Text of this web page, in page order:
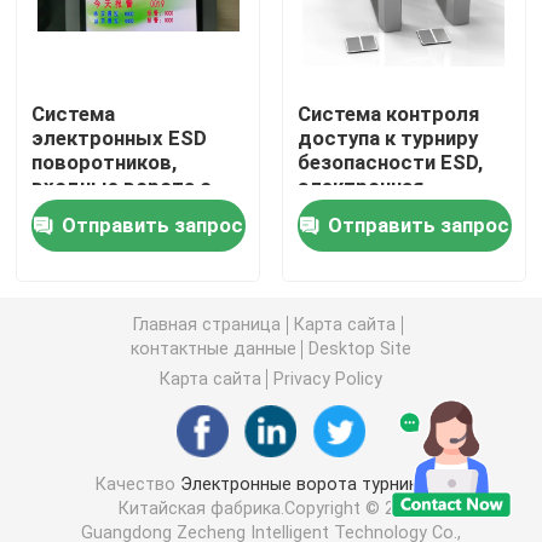
Ворота турникета щитка
Ворота турникета треноги
Полный турникет высоты
Турникет сползая ворот
Биометрическая машина распознавания лиц
Система
электронных ESD
поворотников,
входные ворота с
защитными
клапанами
Отправить запрос
Система контроля
доступа к турниру
безопасности ESD,
электронная
автоматическая
дверь турнира
Отправить запрос
Главная страница
Карта сайта
контактные данные
Desktop Site
Карта сайта
Privacy Policy
Качество Электронные ворота турникета
Китайская фабрика.Copyright © 2026
Guangdong Zecheng Intelligent Technology Co.,